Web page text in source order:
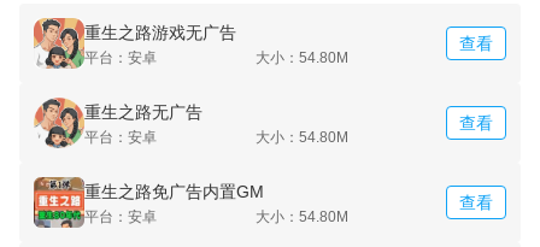
重生之路游戏无广告
平台：安卓 大小：54.80M
查看
重生之路无广告
平台：安卓 大小：54.80M
查看
重生之路免广告内置GM
平台：安卓 大小：54.80M
查看